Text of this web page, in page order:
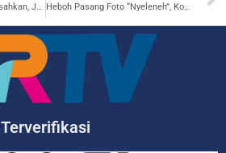
Revisi UU Desa Segera Disahkan, Jabatan Kades jadi 8 Tahun Heboh Pasang Foto “Nyeleneh”, Komeng Unggul Sementara di Pemilihan DPD Jabar
Terverifikasi